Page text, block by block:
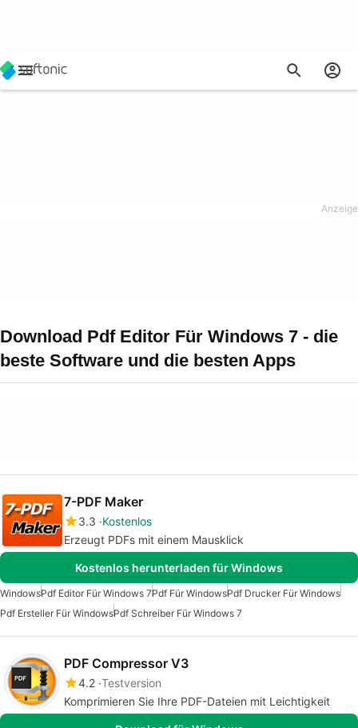
Download Pdf Editor Für Windows 7 - die
beste Software und die besten Apps
7-PDF Maker
3.3 Kostenlos
Erzeugt PDFs mit einem Mausklick
Kostenlos herunterladen für Windows
WindowsPdf Editor Für Windows 7Pdf Für WindowsPdf Drucker Für Windows
Pdf Ersteller Für WindowsPdf Schreiber Für Windows 7
PDF Compressor V3
4.2 Testversion
Komprimieren Sie Ihre PDF-Dateien mit Leichtigkeit